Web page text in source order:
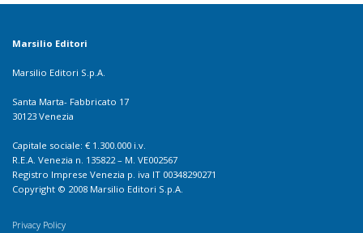
Marsilio Editori
Marsilio Editori S.p.A.
Santa Marta- Fabbricato 17
30123 Venezia
Capitale sociale: € 1.300.000 i.v.
R.E.A. Venezia n. 135822 – M. VE002567
Registro Imprese Venezia p. iva IT 00348290271
Copyright © 2008 Marsilio Editori S.p.A.
Privacy Policy